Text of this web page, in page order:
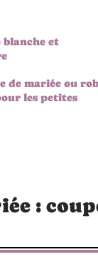
blanche et
de mariée ou
les petites
: